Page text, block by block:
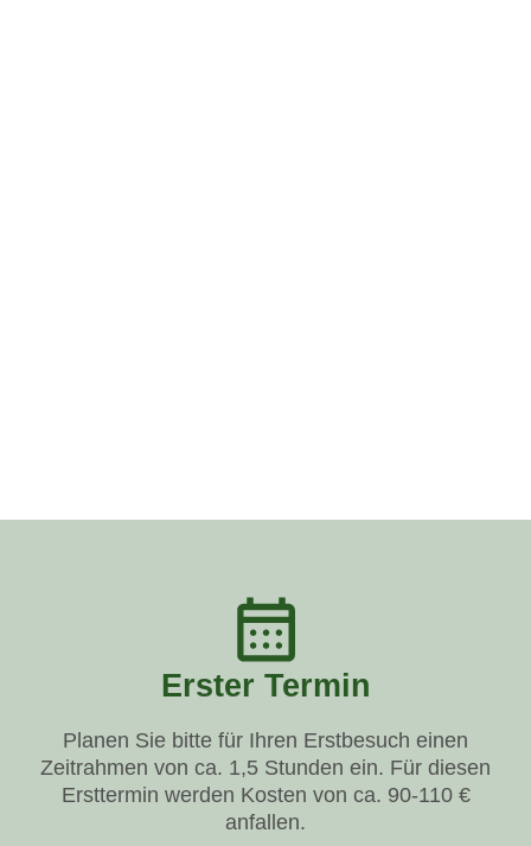
Erster Termin
Planen Sie bitte für Ihren Erstbesuch einen
Zeitrahmen von ca. 1,5 Stunden ein. Für diesen
Ersttermin werden Kosten von ca. 90-110 €
anfallen.